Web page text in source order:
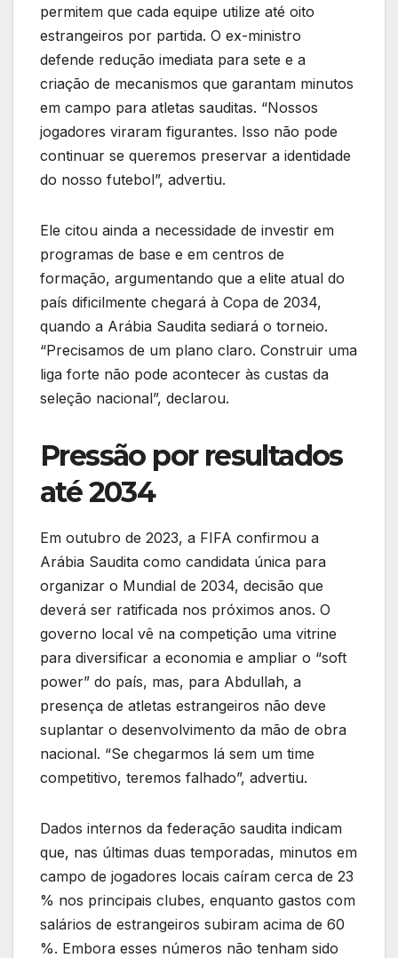
permitem que cada equipe utilize até oito
estrangeiros por partida. O ex-ministro
defende redução imediata para sete e a
criação de mecanismos que garantam minutos
em campo para atletas sauditas. “Nossos
jogadores viraram figurantes. Isso não pode
continuar se queremos preservar a identidade
do nosso futebol”, advertiu.
Ele citou ainda a necessidade de investir em
programas de base e em centros de
formação, argumentando que a elite atual do
país dificilmente chegará à Copa de 2034,
quando a Arábia Saudita sediará o torneio.
“Precisamos de um plano claro. Construir uma
liga forte não pode acontecer às custas da
seleção nacional”, declarou.
Pressão por resultados
até 2034
Em outubro de 2023, a FIFA confirmou a
Arábia Saudita como candidata única para
organizar o Mundial de 2034, decisão que
deverá ser ratificada nos próximos anos. O
governo local vê na competição uma vitrine
para diversificar a economia e ampliar o “soft
power” do país, mas, para Abdullah, a
presença de atletas estrangeiros não deve
suplantar o desenvolvimento da mão de obra
nacional. “Se chegarmos lá sem um time
competitivo, teremos falhado”, advertiu.
Dados internos da federação saudita indicam
que, nas últimas duas temporadas, minutos em
campo de jogadores locais caíram cerca de 23
% nos principais clubes, enquanto gastos com
salários de estrangeiros subiram acima de 60
%. Embora esses números não tenham sido